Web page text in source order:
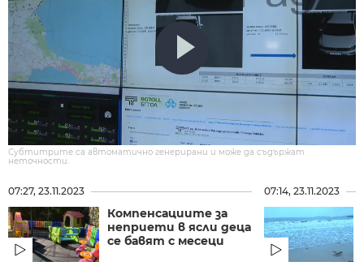
Субтитрите са автоматично генерирани и може да съдържат
неточности.
07:27, 23.11.2023
Компенсациите за
неприети в ясли деца
се бавят с месеци
07:14, 23.11.2023